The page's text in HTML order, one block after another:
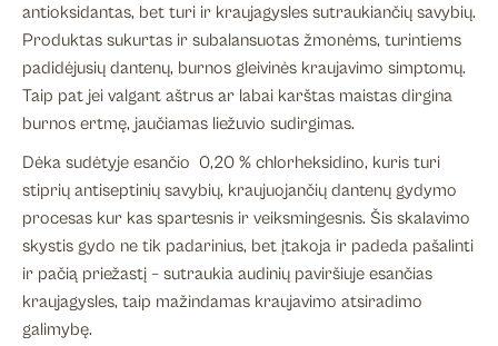
antioksidantas, bet turi ir kraujagysles sutraukiančių savybių.
Produktas sukurtas ir subalansuotas žmonėms, turintiems
padidėjusių dantenų, burnos gleivinės kraujavimo simptomų.
Taip pat jei valgant aštrus ar labai karštas maistas dirgina
burnos ertmę, jaučiamas liežuvio sudirgimas.
Dėka sudėtyje esančio 0,20 % chlorheksidino, kuris turi
stiprių antiseptinių savybių, kraujuojančių dantenų gydymo
procesas kur kas spartesnis ir veiksmingesnis. Šis skalavimo
skystis gydo ne tik padarinius, bet įtakoja ir padeda pašalinti
ir pačią priežastį – sutraukia audinių paviršiuje esančias
kraujagysles, taip mažindamas kraujavimo atsiradimo
galimybę.